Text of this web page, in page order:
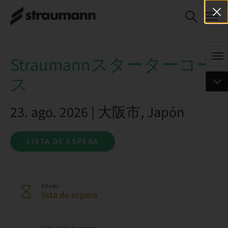
Straumannスターター
コース
LISTA DE ESPERA
Straumannスターターコー
ス
23. ago. 2026 | 大阪市, Japón
LISTA DE ESPERA
Estado
lista de espera